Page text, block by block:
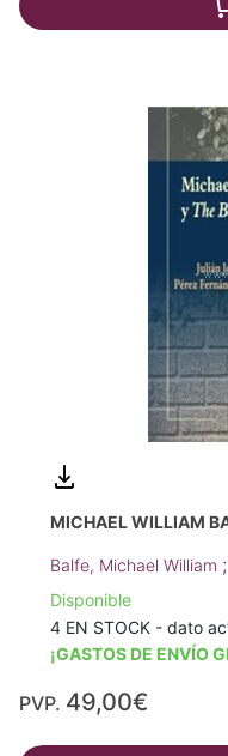
MICHAEL WILLIAM
Balfe, Michael William ;
Disponible
4 EN STOCK - dato
¡GASTOS DE ENVÍO
PVP. 49,00€